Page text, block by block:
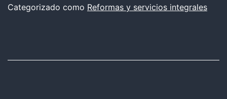
Mar
Categorizado como Reformas y servicios integrales